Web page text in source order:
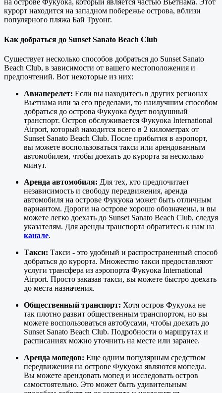
на острове Фукуока, который является частью Вьетнама. Этот
курорт находится на западном побережье острова, вблизи
популярного пляжа Бай Труонг.
Как добраться до Sunset Sanato Beach Club
Существует несколько способов добраться до Sunset Sanato
Beach Club, в зависимости от вашего местоположения и
предпочтений. Вот некоторые из них:
Авиаперелет: Если вы находитесь в других регионах
Вьетнама или за его пределами, то наилучшим способом
добраться до острова Фукуока будет воздушный
транспорт. Остров обслуживается Фукуока International
Airport, который находится всего в 2 километрах от
Sunset Sanato Beach Club. После прибытия в аэропорт,
вы можете воспользоваться такси или арендованным
автомобилем, чтобы доехать до курорта за несколько
минут.
Аренда автомобиля: Для тех, кто предпочитает
независимость и свободу передвижения, аренда
автомобиля на острове Фукуока может быть отличным
вариантом. Дороги на острове хорошо обозначены, и вы
можете легко доехать до Sunset Sanato Beach Club, следуя
указателям. Для аренды транспорта обратитесь к нам на
канале.
Такси: Такси - это удобный и распространенный способ
добраться до курорта. Множество такси предоставляют
услуги трансфера из аэропорта Фукуока International
Airport. Просто заказав такси, вы можете быстро доехать
до места назначения.
Общественный транспорт: Хотя остров Фукуока не
так плотно развит общественным транспортом, но вы
можете воспользоваться автобусами, чтобы доехать до
Sunset Sanato Beach Club. Подробности о маршрутах и
расписаниях можно уточнить на месте или заранее.
Аренда мопедов: Еще одним популярным средством
передвижения на острове Фукуока являются мопеды.
Вы можете арендовать мопед и исследовать остров
самостоятельно. Это может быть удивительным